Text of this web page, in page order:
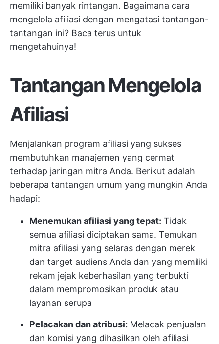
memiliki banyak rintangan. Bagaimana cara
mengelola afiliasi dengan mengatasi tantangan-
tantangan ini? Baca terus untuk
mengetahuinya!
Tantangan Mengelola
Afiliasi
Menjalankan program afiliasi yang sukses
membutuhkan manajemen yang cermat
terhadap jaringan mitra Anda. Berikut adalah
beberapa tantangan umum yang mungkin Anda
hadapi:
Menemukan afiliasi yang tepat: Tidak
semua afiliasi diciptakan sama. Temukan
mitra afiliasi yang selaras dengan merek
dan target audiens Anda dan yang memiliki
rekam jejak keberhasilan yang terbukti
dalam mempromosikan produk atau
layanan serupa
Pelacakan dan atribusi: Melacak penjualan
dan komisi yang dihasilkan oleh afiliasi